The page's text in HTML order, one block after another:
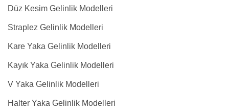
Düz Kesim Gelinlik Modelleri
Straplez Gelinlik Modelleri
Kare Yaka Gelinlik Modelleri
Kayık Yaka Gelinlik Modelleri
V Yaka Gelinlik Modelleri
Halter Yaka Gelinlik Modelleri